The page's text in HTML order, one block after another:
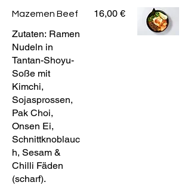
Mazemen Beef
Zutaten: Ramen
Nudeln in
Tantan-Shoyu-
Soße mit
Kimchi,
Sojasprossen,
Pak Choi,
Onsen Ei,
Schnittknoblauc
h, Sesam &
Chilli Fäden
(scharf).
16,00 €